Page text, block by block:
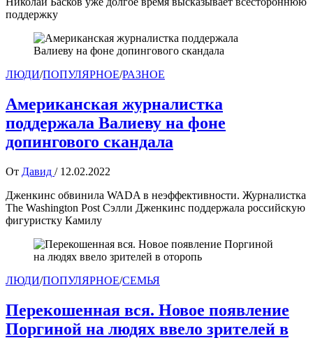
поддержку
ЛЮДИ/ПОПУЛЯРНОЕ/РАЗНОЕ
Американская журналистка
поддержала Валиеву на фоне
допингового скандала
От Давид / 12.02.2022
Дженкинс обвинила WADA в неэффективности. Журналистка
The Washington Post Сэлли Дженкинс поддержала российскую
фигуристку Камилу
ЛЮДИ/ПОПУЛЯРНОЕ/СЕМЬЯ
Перекошенная вся. Новое появление
Поргиной на людях ввело зрителей в